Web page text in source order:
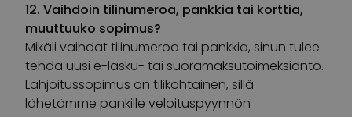
12. Vaihdoin tilinumeroa, pankkia tai korttia,
muuttuuko sopimus?
Mikäli vaihdat tilinumeroa tai pankkia, sinun tulee
tehdä uusi e-lasku- tai suoramaksutoimeksianto.
Lahjoitussopimus on tilikohtainen, sillä
lähetämme pankille veloituspyynnön